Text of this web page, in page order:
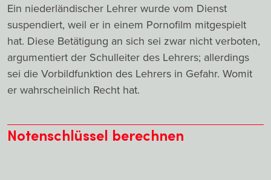
Ein niederländischer Lehrer wurde vom Dienst
suspendiert, weil er in einem Pornofilm mitgespielt
hat. Diese Betätigung an sich sei zwar nicht verboten,
argumentiert der Schulleiter des Lehrers; allerdings
sei die Vorbildfunktion des Lehrers in Gefahr. Womit
er wahrscheinlich Recht hat.
Notenschlüssel berechnen